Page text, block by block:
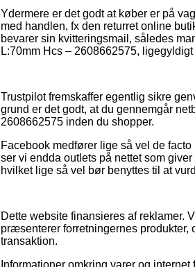
Ydermere er det godt at køber er på
med handlen, fx den returret online
bevarer sin kvitteringsmail, således
L:70mm Hcs – 2608662575,
Trustpilot fremskaffer egentlig sikre
grund er det godt, at du gennemgår
2608662575 inden du shopper.
Facebook medfører lige så vel de
ser vi endda outlets på nettet som
hvilket lige så vel bør benyttes til at
Dette website finansieres af reklamer.
præsenterer forretningernes produkter,
transaktion.
Informationer omkring varer og